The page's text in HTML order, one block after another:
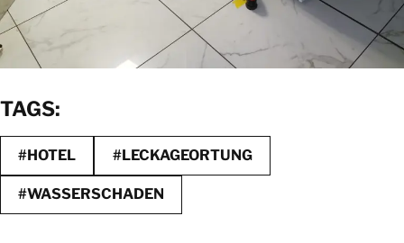
TAGS:
#HOTEL #LECKAGEORTUNG
#WASSERSCHADEN